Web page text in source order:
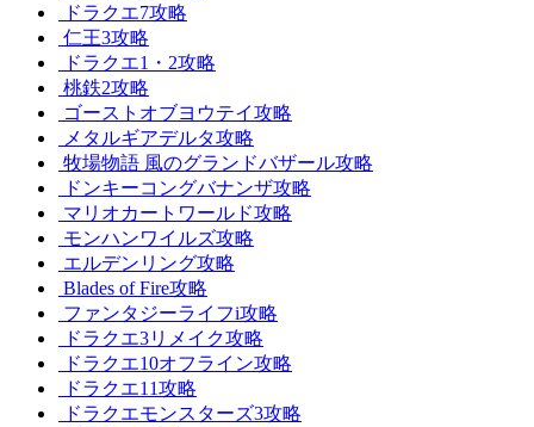
ドラクエ7攻略
仁王3攻略
ドラクエ1・2攻略
桃鉄2攻略
ゴーストオブヨウテイ攻略
メタルギアデルタ攻略
牧場物語 風のグランドバザール攻略
ドンキーコングバナンザ攻略
マリオカートワールド攻略
モンハンワイルズ攻略
エルデンリング攻略
Blades of Fire攻略
ファンタジーライフi攻略
ドラクエ3リメイク攻略
ドラクエ10オフライン攻略
ドラクエ11攻略
ドラクエモンスターズ3攻略